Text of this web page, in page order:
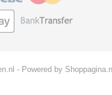
- Powered by